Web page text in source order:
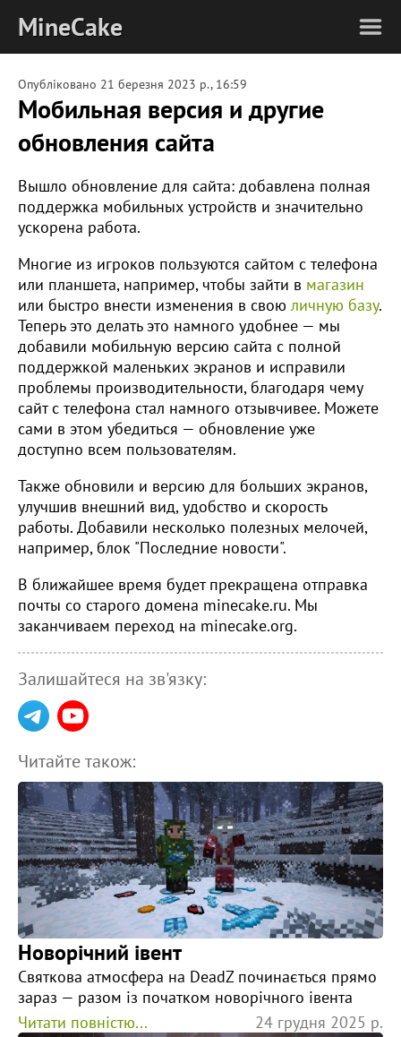
MineCake
Опубліковано 21 березня 2023 р., 16:59
Мобильная версия и другие
обновления сайта
Вышло обновление для сайта: добавлена полная
поддержка мобильных устройств и значительно
ускорена работа.
Многие из игроков пользуются сайтом с телефона
или планшета, например, чтобы зайти в магазин
или быстро внести изменения в свою личную базу.
Теперь это делать это намного удобнее — мы
добавили мобильную версию сайта с полной
поддержкой маленьких экранов и исправили
проблемы производительности, благодаря чему
сайт с телефона стал намного отзывчивее. Можете
сами в этом убедиться — обновление уже
доступно всем пользователям.
Также обновили и версию для больших экранов,
улучшив внешний вид, удобство и скорость
работы. Добавили несколько полезных мелочей,
например, блок "Последние новости".
В ближайшее время будет прекращена отправка
почты со старого домена minecake.ru. Мы
заканчиваем переход на minecake.org.
Залишайтеся на зв'язку:
Читайте також:
Новорічний івент
Святкова атмосфера на DeadZ починається прямо
зараз — разом із початком новорічного івента
Читати повністю...
24 грудня 2025 р.